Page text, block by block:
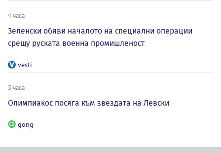
4 часа
Зеленски обяви началото на специални операции
срещу руската военна промишленост
vesti
5 часа
Олимпиакос посяга към звездата на Левски
gong